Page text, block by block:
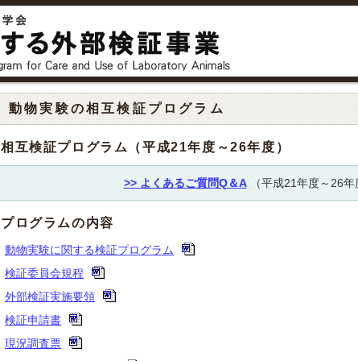
動物実験の相互検証プログラム
相互検証プログラム（平成21年度～26年度）
>> よくあるご質問Q＆A（平成21年度～26年
プログラムの内容
動物実験に関する検証プログラム
検証委員会規程
外部検証実施要領
検証申請書
現況調査票